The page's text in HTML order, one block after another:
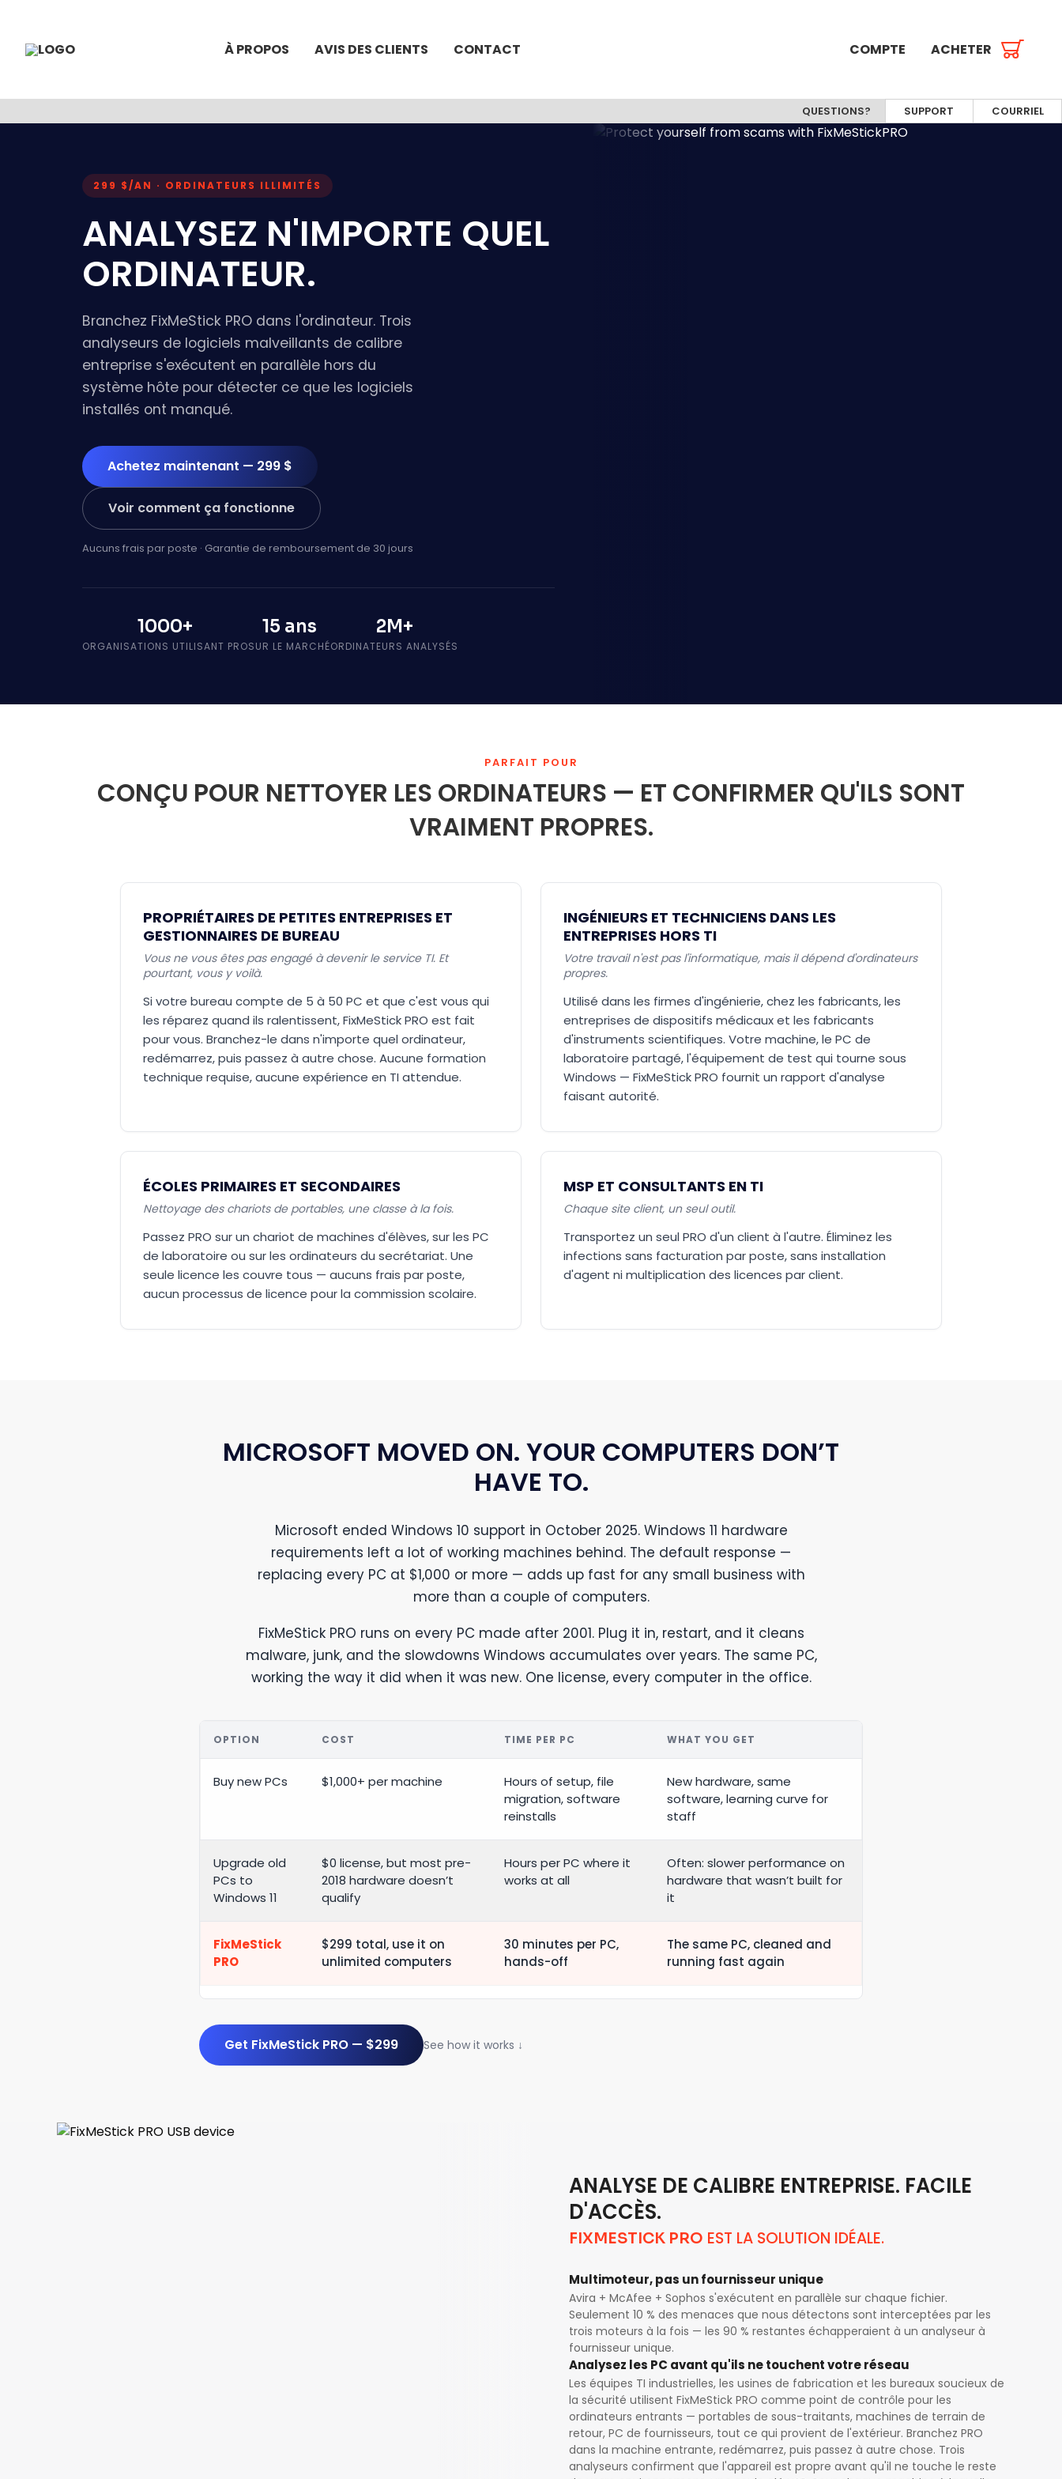
À PROPOS AVIS DES CLIENTS CONTACT COMPTE ACHETER
QUESTIONS? SUPPORT COURRIEL
299 $/AN · ORDINATEURS ILLIMITÉS
ANALYSEZ N'IMPORTE QUEL
ORDINATEUR.
Branchez FixMeStick PRO dans l'ordinateur. Trois
analyseurs de logiciels malveillants de calibre
entreprise s'exécutent en parallèle hors du
système hôte pour détecter ce que les logiciels
installés ont manqué.
Achetez maintenant — 299 $
Voir comment ça fonctionne
Aucuns frais par poste · Garantie de remboursement de 30 jours
1000+
ORGANISATIONS UTILISANT PRO
15 ans
SUR LE MARCHÉ
2M+
ORDINATEURS ANALYSÉS
PARFAIT POUR
CONÇU POUR NETTOYER LES ORDINATEURS — ET CONFIRMER QU'ILS SONT
VRAIMENT PROPRES.
PROPRIÉTAIRES DE PETITES ENTREPRISES ET
GESTIONNAIRES DE BUREAU
Vous ne vous êtes pas engagé à devenir le service TI. Et
pourtant, vous y voilà.
Si votre bureau compte de 5 à 50 PC et que c'est vous qui
les réparez quand ils ralentissent, FixMeStick PRO est fait
pour vous. Branchez-le dans n'importe quel ordinateur,
redémarrez, puis passez à autre chose. Aucune formation
technique requise, aucune expérience en TI attendue.
INGÉNIEURS ET TECHNICIENS DANS LES
ENTREPRISES HORS TI
Votre travail n'est pas l'informatique, mais il dépend d'ordinateurs
propres.
Utilisé dans les firmes d'ingénierie, chez les fabricants, les
entreprises de dispositifs médicaux et les fabricants
d'instruments scientifiques. Votre machine, le PC de
laboratoire partagé, l'équipement de test qui tourne sous
Windows — FixMeStick PRO fournit un rapport d'analyse
faisant autorité.
ÉCOLES PRIMAIRES ET SECONDAIRES
Nettoyage des chariots de portables, une classe à la fois.
Passez PRO sur un chariot de machines d'élèves, sur les PC
de laboratoire ou sur les ordinateurs du secrétariat. Une
seule licence les couvre tous — aucuns frais par poste,
aucun processus de licence pour la commission scolaire.
MSP ET CONSULTANTS EN TI
Chaque site client, un seul outil.
Transportez un seul PRO d'un client à l'autre. Éliminez les
infections sans facturation par poste, sans installation
d'agent ni multiplication des licences par client.
MICROSOFT MOVED ON. YOUR COMPUTERS DON’T
HAVE TO.
Microsoft ended Windows 10 support in October 2025. Windows 11 hardware
requirements left a lot of working machines behind. The default response —
replacing every PC at $1,000 or more — adds up fast for any small business with
more than a couple of computers.
FixMeStick PRO runs on every PC made after 2001. Plug it in, restart, and it cleans
malware, junk, and the slowdowns Windows accumulates over years. The same PC,
working the way it did when it was new. One license, every computer in the office.
OPTION COST TIME PER PC WHAT YOU GET
Buy new PCs $1,000+ per machine
Hours of setup, file
migration, software
reinstalls
New hardware, same
software, learning curve for
staff
Upgrade old
PCs to
Windows 11
$0 license, but most pre-
2018 hardware doesn’t
qualify
Hours per PC where it
works at all
Often: slower performance on
hardware that wasn’t built for
it
FixMeStick
PRO
$299 total, use it on
unlimited computers
30 minutes per PC,
hands-off
The same PC, cleaned and
running fast again
Get FixMeStick PRO — $299 See how it works ↓
ANALYSE DE CALIBRE ENTREPRISE. FACILE
D'ACCÈS.
FIXMESTICK PRO EST LA SOLUTION IDÉALE.
Multimoteur, pas un fournisseur unique
Avira + McAfee + Sophos s'exécutent en parallèle sur chaque fichier.
Seulement 10 % des menaces que nous détectons sont interceptées par les
trois moteurs à la fois — les 90 % restantes échapperaient à un analyseur à
fournisseur unique.
Analysez les PC avant qu'ils ne touchent votre réseau
Les équipes TI industrielles, les usines de fabrication et les bureaux soucieux de
la sécurité utilisent FixMeStick PRO comme point de contrôle pour les
ordinateurs entrants — portables de sous-traitants, machines de terrain de
retour, PC de fournisseurs, tout ce qui provient de l'extérieur. Branchez PRO
dans la machine entrante, redémarrez, puis passez à autre chose. Trois
analyseurs confirment que l'appareil est propre avant qu'il ne touche le reste